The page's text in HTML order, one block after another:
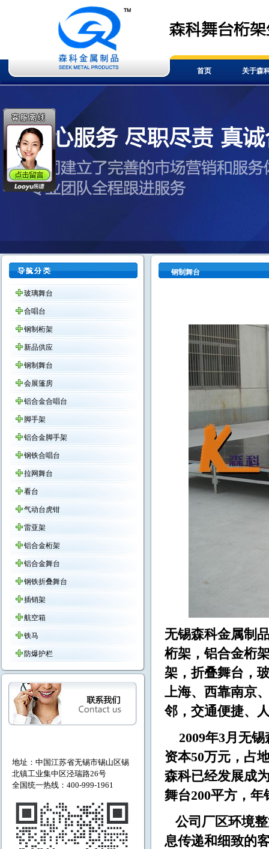
首页 关于森
玻璃舞台
合唱台
钢制桁架
新品供应
钢制舞台
会展篷房
铝合金合唱台
脚手架
铝合金脚手架
钢铁合唱台
拉网舞台
看台
气动台虎钳
雷亚架
铝合金桁架
铝合金舞台
钢铁折叠舞台
插销架
航空箱
铁马
防爆护栏
地址：中国江苏省无锡市锡山区锡
北镇工业集中区泾瑞路26号
全国统一热线：400-999-1961
钢制舞台
无锡森科金属制
桁架，铝合金桁
架，折叠舞台，
上海、西靠南京
邻，交通便捷
2009年3月无锡
资本50万元，占
森科已经发展成
舞台200平方，年
公司厂区环境
息传递和细致的